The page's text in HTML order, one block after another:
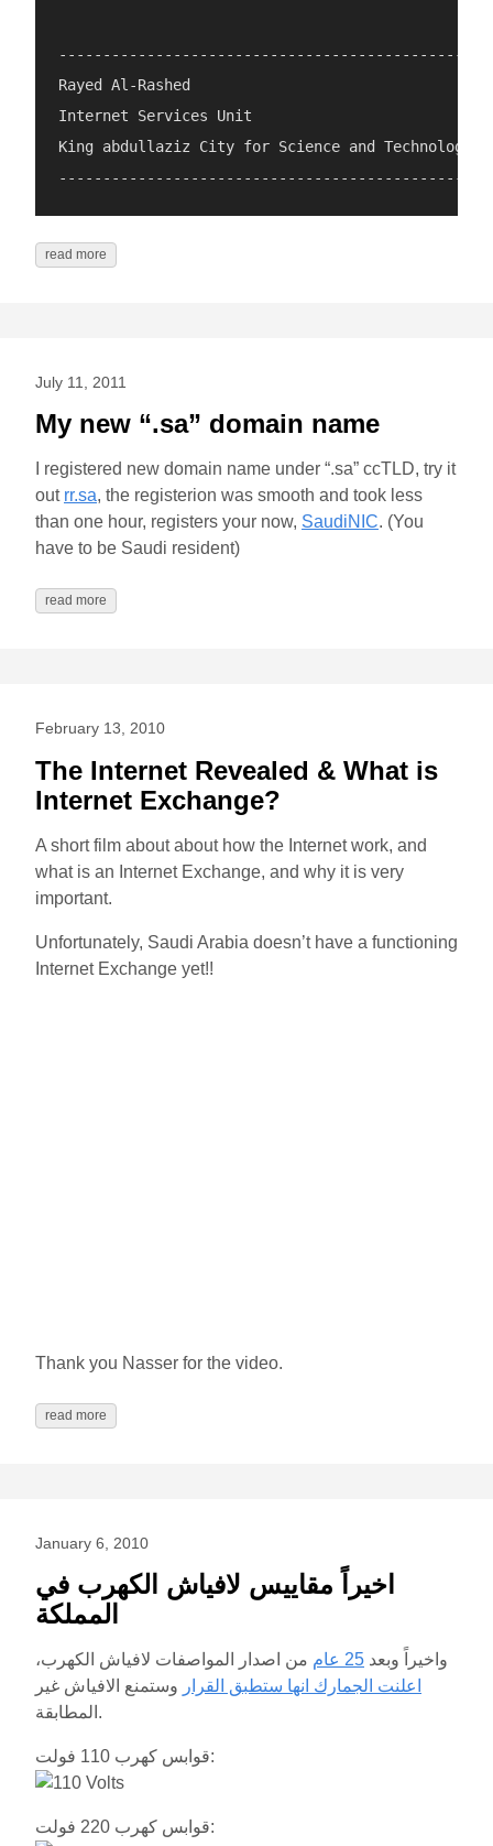
-----------------------------------------------
Rayed Al-Rashed
Internet Services Unit
King abdullaziz City for Science and Technology
read more
July 11, 2011
My new “.sa” domain name
I registered new domain name under “.sa” ccTLD, try it
out rr.sa, the registerion was smooth and took less
than one hour, registers your now, SaudiNIC. (You
have to be Saudi resident)
read more
February 13, 2010
The Internet Revealed & What is
Internet Exchange?
A short film about about how the Internet work, and
what is an Internet Exchange, and why it is very
important.
Unfortunately, Saudi Arabia doesn’t have a functioning
Internet Exchange yet!!
Thank you Nasser for the video.
read more
January 6, 2010
اخيراً مقاييس لافياش الكهرب في
المملكة
واخيراً وبعد 25 عام
من اصدار المواصفات لافياش الكهرب،
اعلنت الجمارك انها ستطبق القرار وستمنع الافياش غير
المطابقة.
قوابس كهرب 110 فولت:
قوابس كهرب 220 فولت: